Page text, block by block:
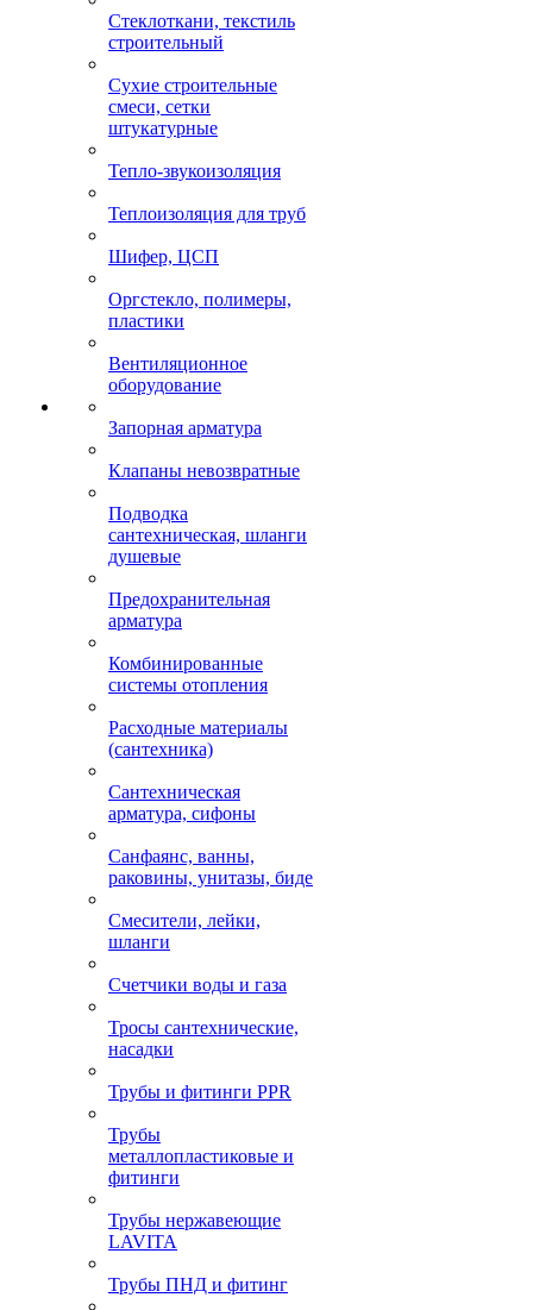
Стеклоткани, текстиль
строительный
Сухие строительные
смеси, сетки
штукатурные
Тепло-звукоизоляция
Теплоизоляция для труб
Шифер, ЦСП
Оргстекло, полимеры,
пластики
Вентиляционное
оборудование
Запорная арматура
Клапаны невозвратные
Подводка
сантехническая, шланги
душевые
Предохранительная
арматура
Комбинированные
системы отопления
Расходные материалы
(сантехника)
Сантехническая
арматура, сифоны
Санфаянс, ванны,
раковины, унитазы, биде
Смесители, лейки,
шланги
Счетчики воды и газа
Тросы сантехнические,
насадки
Трубы и фитинги PPR
Трубы
металлопластиковые и
фитинги
Трубы нержавеющие
LAVITA
Трубы ПНД и фитинг